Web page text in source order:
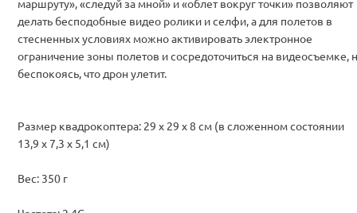
маршруту», «следуй за мной» и «облет вокруг точки» позволяют
делать бесподобные видео ролики и селфи, а для полетов в
стесненных условиях можно активировать электронное
ограничение зоны полетов и сосредоточиться на видеосъемке,
беспокоясь, что дрон улетит.
Размер квадрокоптера: 29 x 29 x 8 см (в сложенном состоянии
13,9 х 7,3 х 5,1 см)
Вес: 350 г